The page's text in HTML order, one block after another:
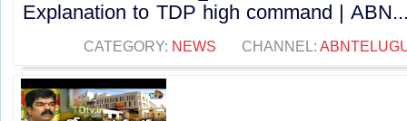
Explanation to TDP high command |
CATEGORY: NEWS CHANNEL: